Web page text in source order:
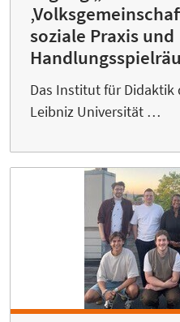
soziale Praxis und
Das Institut für Didaktik
Leibniz Universität …